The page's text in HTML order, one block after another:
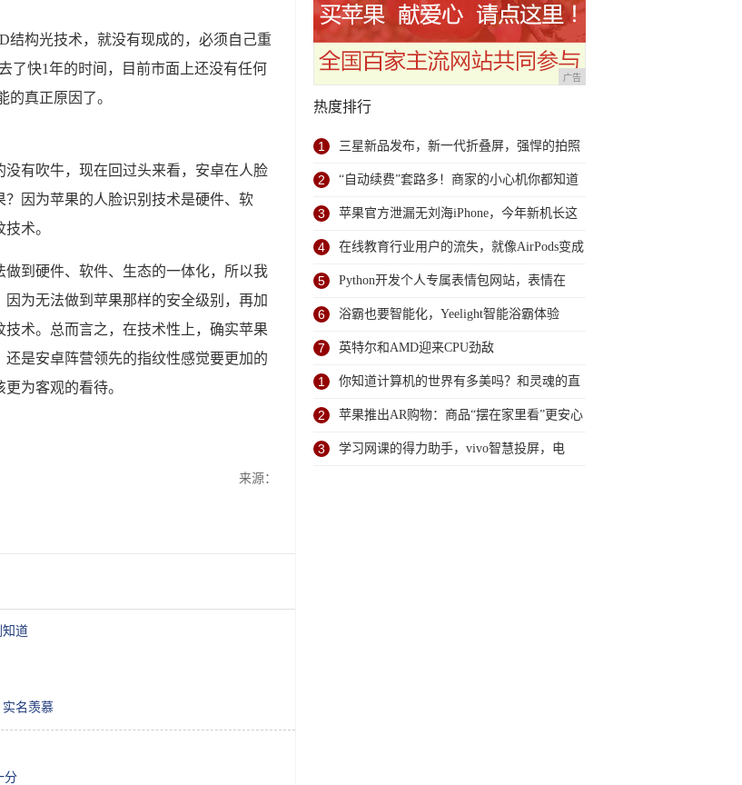
结构光技术，就没有现成的，必须自己重
了快1年的时间，目前市面上还没有任何
真正原因了。
有吹牛，现在回过头来看，安卓在人脸
因为苹果的人脸识别技术是硬件、软
术。
到硬件、软件、生态的一体化，所以我
为无法做到苹果那样的安全级别，再加
技术。总而言之，在技术性上，确实苹果
是安卓阵营领先的指纹性感觉要更加的
为客观的看待。
来源：
知道
实名羡慕
分
广告
热度排行
1 三星新品发布，新一代折叠屏，强悍的拍照
表现，展现机皇本色
2 “自动续费”套路多！商家的小心机你都知道
吗？教你实用4招轻松避免
3 苹果官方泄漏无刘海iPhone，今年新机长这
样？
4 在线教育行业用户的流失，就像AirPods变成
Air那样快
5 Python开发个人专属表情包网站，表情在
手，天下我有
6 浴霸也要智能化，Yeelight智能浴霸体验
7 英特尔和AMD迎来CPU劲敌
1 你知道计算机的世界有多美吗？和灵魂的直
接对话
2 苹果推出AR购物：商品“摆在家里看”更安心
3 学习网课的得力助手，vivo智慧投屏，电